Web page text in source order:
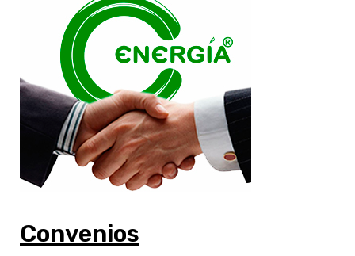
Convenios